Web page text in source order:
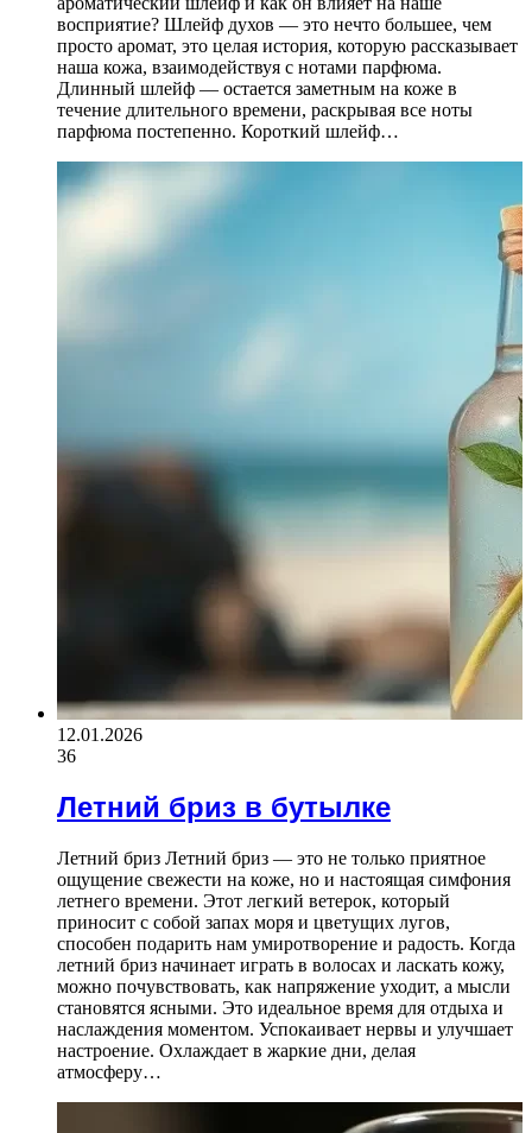
восприятие? Шлейф духов — это нечто большее, чем
просто аромат, это целая история, которую рассказывает
наша кожа, взаимодействуя с нотами парфюма.
Длинный шлейф — остается заметным на коже в
течение длительного времени, раскрывая все ноты
парфюма постепенно. Короткий шлейф…
12.01.2026
36
Летний бриз в бутылке
Летний бриз Летний бриз — это не только приятное
ощущение свежести на коже, но и настоящая симфония
летнего времени. Этот легкий ветерок, который
приносит с собой запах моря и цветущих лугов,
способен подарить нам умиротворение и радость. Когда
летний бриз начинает играть в волосах и ласкать кожу,
можно почувствовать, как напряжение уходит, а мысли
становятся ясными. Это идеальное время для отдыха и
наслаждения моментом. Успокаивает нервы и улучшает
настроение. Охлаждает в жаркие дни, делая
атмосферу…